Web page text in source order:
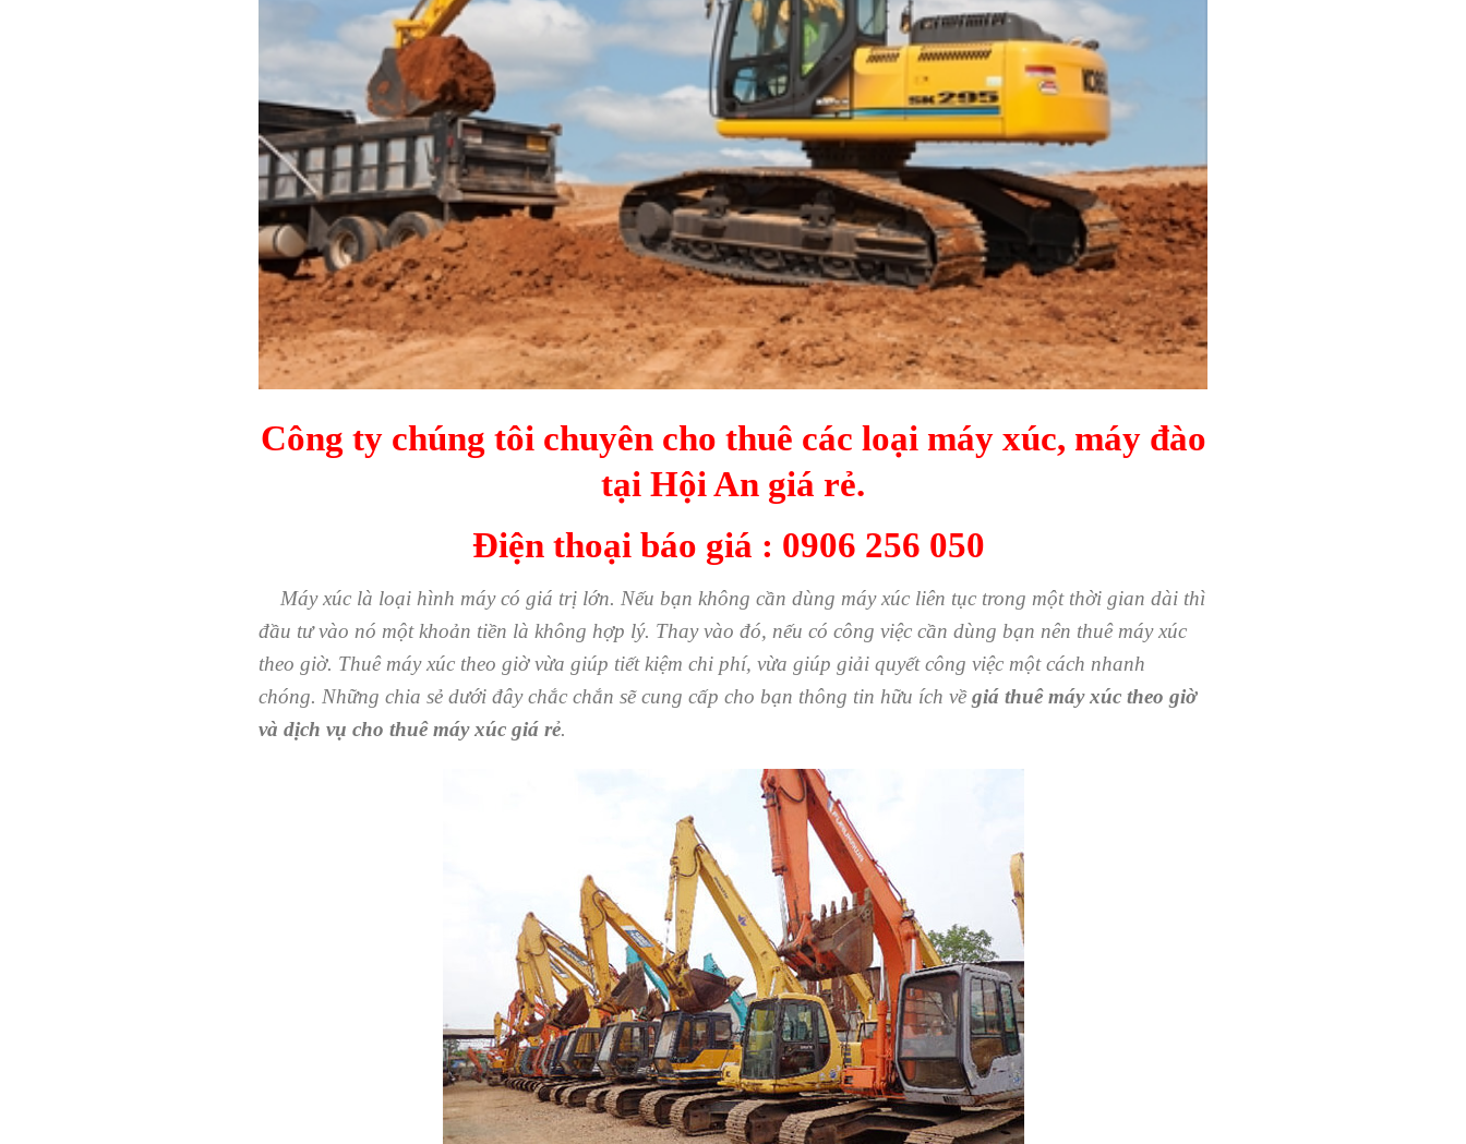
Công ty chúng tôi chuyên cho thuê các loại máy xúc, máy đào
tại Hội An giá rẻ.
Điện thoại báo giá : 0906 256 050
Máy xúc là loại hình máy có giá trị lớn. Nếu bạn không cần dùng máy xúc liên tục trong một thời gian dài thì
đầu tư vào nó một khoản tiền là không hợp lý. Thay vào đó, nếu có công việc cần dùng bạn nên thuê máy xúc
theo giờ. Thuê máy xúc theo giờ vừa giúp tiết kiệm chi phí, vừa giúp giải quyết công việc một cách nhanh
chóng. Những chia sẻ dưới đây chắc chắn sẽ cung cấp cho bạn thông tin hữu ích vềgiá thuê máy xúc theo giờ
và dịch vụ cho thuê máy xúc giá rẻ.